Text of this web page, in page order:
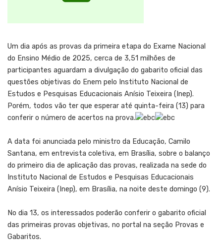
Um dia após as provas da primeira etapa do Exame Nacional
do Ensino Médio de 2025, cerca de 3,51 milhões de
participantes aguardam a divulgação do gabarito oficial das
questões objetivas do Enem pelo Instituto Nacional de
Estudos e Pesquisas Educacionais Anísio Teixeira (Inep).
Porém, todos vão ter que esperar até quinta-feira (13) para
conferir o número de acertos na prova.
A data foi anunciada pelo ministro da Educação, Camilo
Santana, em entrevista coletiva, em Brasília, sobre o balanço
do primeiro dia de aplicação das provas, realizada na sede do
Instituto Nacional de Estudos e Pesquisas Educacionais
Anísio Teixeira (Inep), em Brasília, na noite deste domingo (9).
No dia 13, os interessados poderão conferir o gabarito oficial
das primeiras provas objetivas, no portal na seção Provas e
Gabaritos.